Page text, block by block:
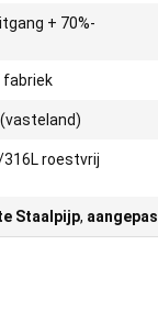
+ 70%-
fabriek
roestvrij
Staalpijp,